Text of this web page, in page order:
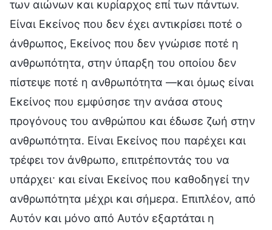
των αιώνων και κυρίαρχος επί των πάντων.
Είναι Εκείνος που δεν έχει αντικρίσει ποτέ ο
άνθρωπος, Εκείνος που δεν γνώρισε ποτέ η
ανθρωπότητα, στην ύπαρξη του οποίου δεν
πίστεψε ποτέ η ανθρωπότητα —και όμως είναι
Εκείνος που εμφύσησε την ανάσα στους
προγόνους του ανθρώπου και έδωσε ζωή στην
ανθρωπότητα. Είναι Εκείνος που παρέχει και
τρέφει τον άνθρωπο, επιτρέποντάς του να
υπάρχει· και είναι Εκείνος που καθοδηγεί την
ανθρωπότητα μέχρι και σήμερα. Επιπλέον, από
Αυτόν και μόνο από Αυτόν εξαρτάται η